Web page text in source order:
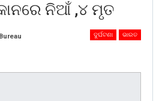
ନିଆଁ ,୪ ମୃତ
ଦୁର୍ଘଟଣା ଭାରତ